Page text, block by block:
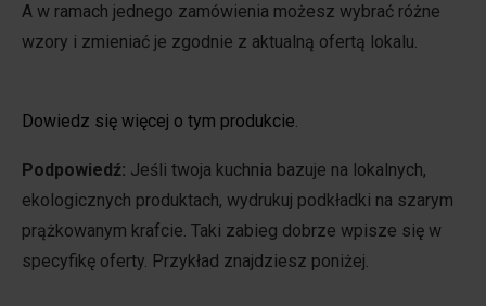
A w ramach jednego zamówienia możesz wybrać różne
wzory i zmieniać je zgodnie z aktualną ofertą lokalu.
Dowiedz się więcej o tym produkcie.
Podpowiedź: Jeśli twoja kuchnia bazuje na lokalnych,
ekologicznych produktach, wydrukuj podkładki na szarym
prążkowanym krafcie. Taki zabieg dobrze wpisze się w
specyfikę oferty. Przykład znajdziesz poniżej.